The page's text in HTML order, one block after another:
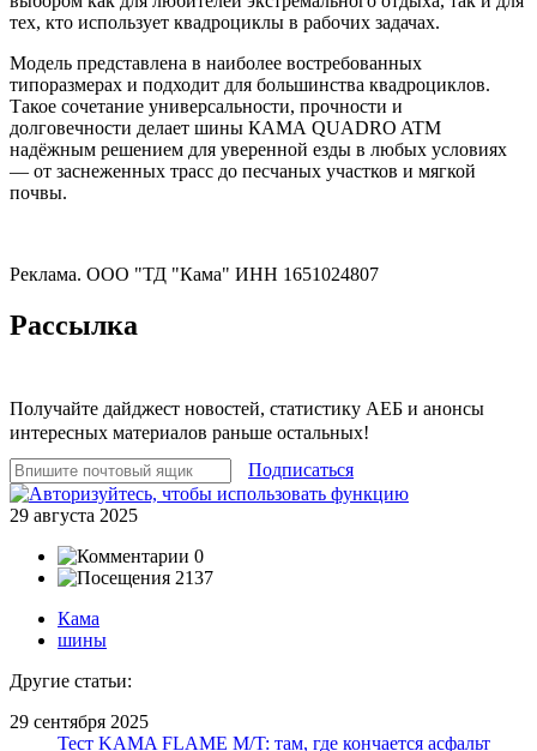
тех, кто использует квадроциклы в рабочих задачах.
Модель представлена в наиболее востребованных
типоразмерах и подходит для большинства квадроциклов.
Такое сочетание универсальности, прочности и
долговечности делает шины КАМА QUADRO ATM
надёжным решением для уверенной езды в любых условиях
— от заснеженных трасс до песчаных участков и мягкой
почвы.
Реклама. ООО "ТД "Кама" ИНН 1651024807
Рассылка
Получайте дайджест новостей, статистику АЕБ и анонсы
интересных материалов раньше остальных!
Подписаться
29 августа 2025
0
2137
Кама
шины
Другие статьи:
29 сентября 2025
Тест KAMA FLAME M/T: там, где кончается асфальт